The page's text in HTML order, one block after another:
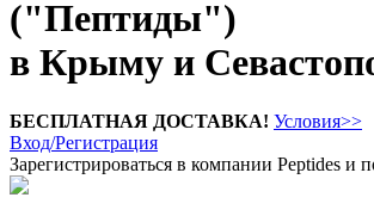
("Пептиды")
в Крыму и
БЕСПЛАТНАЯ ДОСТАВКА! Условия>>
Вход/Регистрация
Зарегистрироваться в компании Peptides и